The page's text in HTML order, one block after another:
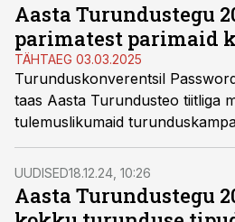
Aasta Turundustegu
parimatest parimaid
TÄHTAEG 03.03.2025
Turunduskonverentsil
taas Aasta Turundusteo tiitliga
tulemuslikumaid
2024. aastast.
UUDISED18.12.24, 10:26
Aasta Turundustegu